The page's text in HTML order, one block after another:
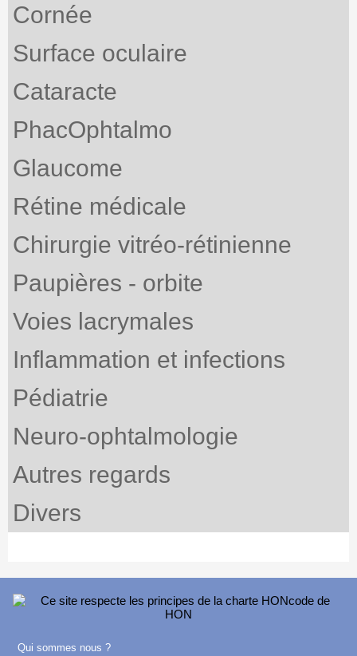
Cornée
Surface oculaire
Cataracte
PhacOphtalmo
Glaucome
Rétine médicale
Chirurgie vitréo-rétinienne
Paupières - orbite
Voies lacrymales
Inflammation et infections
Pédiatrie
Neuro-ophtalmologie
Autres regards
Divers
Qui sommes nous ?